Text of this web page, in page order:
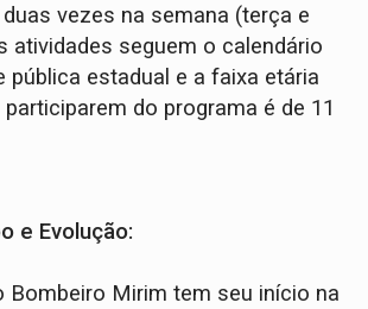
vezes na semana (terça e
atividades seguem o calendário
pública estadual e a faixa etária
do programa é de 11
e Evolução:
Bombeiro Mirim tem seu início na